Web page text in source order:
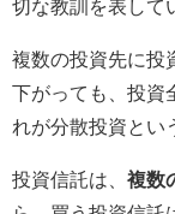
切な教訓を表して
複数の投資先に投
下がっても、投資
れが分散投資とい
投資信託は、 複数